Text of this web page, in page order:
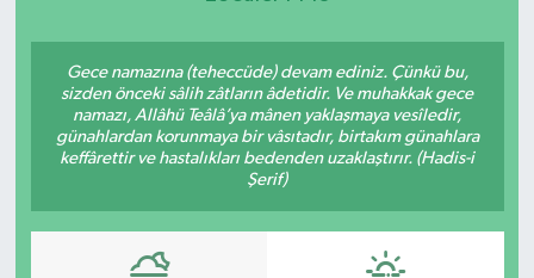
Gece namazına (teheccüde) devam ediniz. Çünkü bu,
sizden önceki sâlih zâtların âdetidir. Ve muhakkak gece
namazı, Allâhü Teâlâ’ya mânen yaklaşmaya vesîledir,
günahlardan korunmaya bir vâsıtadır, birtakım günahlara
keffârettir ve hastalıkları bedenden uzaklaştırır. (Hadis-i
Şerif)